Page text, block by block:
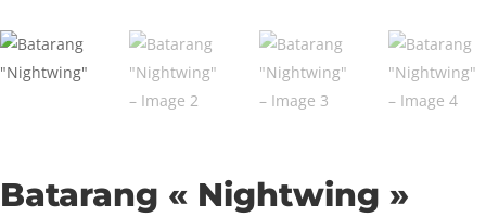
Batarang « Nightwing »